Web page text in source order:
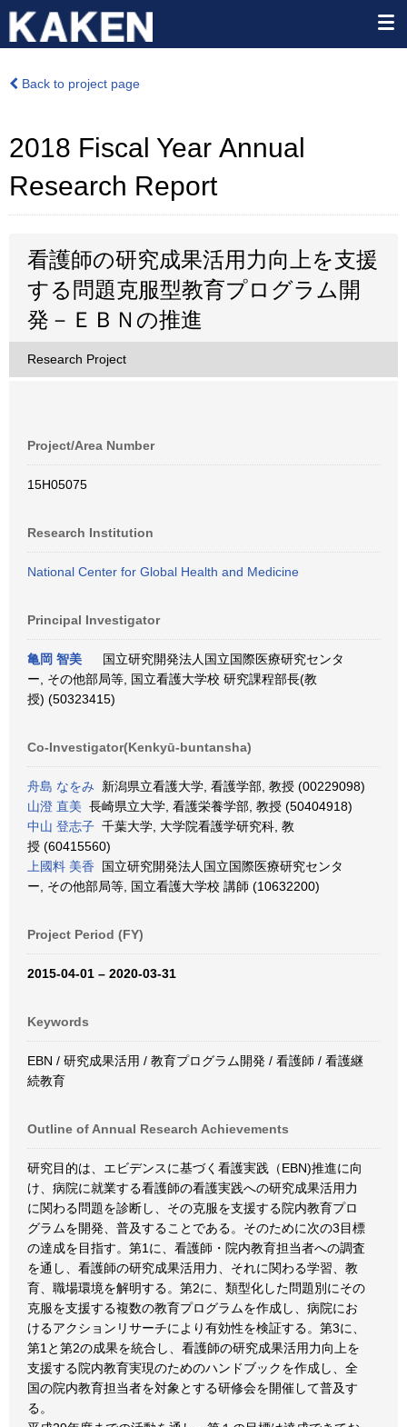
Back to project page
2018 Fiscal Year Annual
Research Report
看護師の研究成果活用力向上を支援
する問題克服型教育プログラム開
発－ＥＢＮの推進
Research Project
Project/Area Number
15H05075
Research Institution
National Center for Global Health and Medicine
Principal Investigator
亀岡 智美
国立研究開発法人国立国際医療研究センタ
ー, その他部局等, 国立看護大学校 研究課程部長(教
授) (50323415)
Co-Investigator(Kenkyū-buntansha)
舟島 なをみ 新潟県立看護大学, 看護学部, 教授 (00229098)
山澄 直美 長崎県立大学, 看護栄養学部, 教授 (50404918)
中山 登志子 千葉大学, 大学院看護学研究科, 教
授 (60415560)
上國料 美香 国立研究開発法人国立国際医療研究センタ
ー, その他部局等, 国立看護大学校 講師 (10632200)
Project Period (FY)
2015-04-01 – 2020-03-31
Keywords
EBN / 研究成果活用 / 教育プログラム開発 / 看護師 / 看護継
続教育
Outline of Annual Research Achievements
研究目的は、エビデンスに基づく看護実践（EBN)推進に向
け、病院に就業する看護師の看護実践への研究成果活用力
に関わる問題を診断し、その克服を支援する院内教育プロ
グラムを開発、普及することである。そのために次の3目標
の達成を目指す。第1に、看護師・院内教育担当者への調査
を通し、看護師の研究成果活用力、それに関わる学習、教
育、職場環境を解明する。第2に、類型化した問題別にその
克服を支援する複数の教育プログラムを作成し、病院にお
けるアクションリサーチにより有効性を検証する。第3に、
第1と第2の成果を統合し、看護師の研究成果活用力向上を
支援する院内教育実現のためのハンドブックを作成し、全
国の院内教育担当者を対象とする研修会を開催して普及す
る。